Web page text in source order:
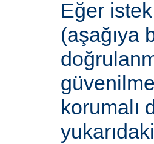
Eğer
(aşağıya
korumalı